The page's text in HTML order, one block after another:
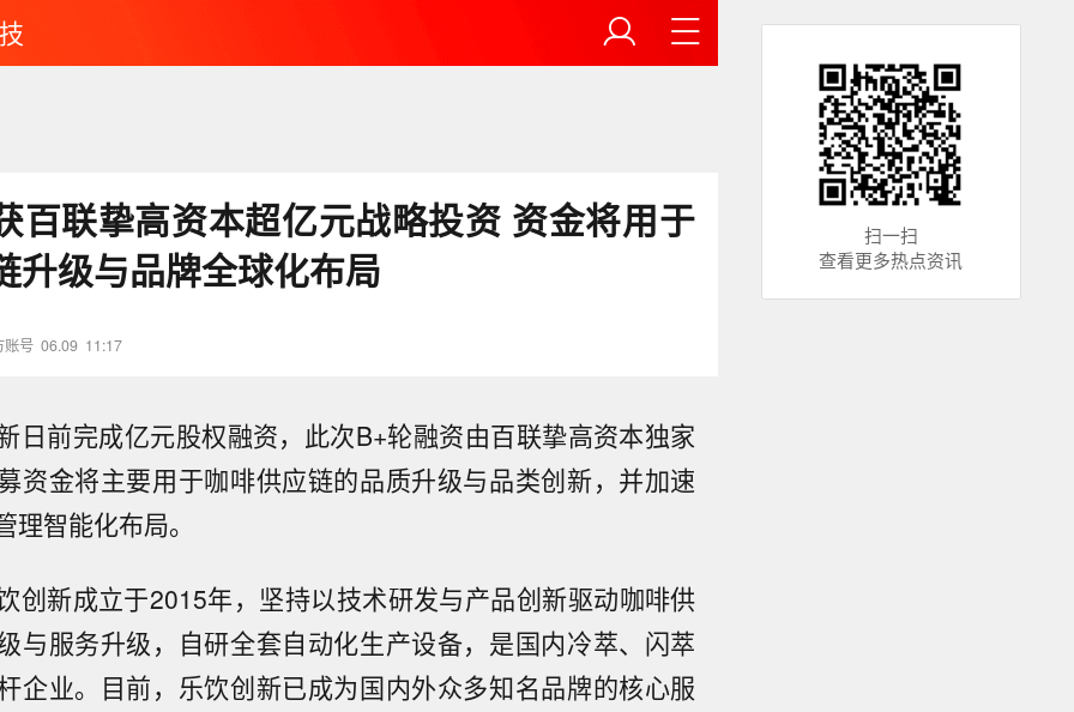
百联挚高资本超亿元战略投资 资金将用于
升级与品牌全球化布局
账号 06.09 11:17
日前完成亿元股权融资，此次B+轮融资由百联挚高资本独家
资金将主要用于咖啡供应链的品质升级与品类创新，并加速
智能化布局。
创新成立于2015年，坚持以技术研发与产品创新驱动咖啡供
与服务升级，自研全套自动化生产设备，是国内冷萃、闪萃
企业。目前，乐饮创新已成为国内外众多知名品牌的核心服
扫一扫
查看更多热点资讯